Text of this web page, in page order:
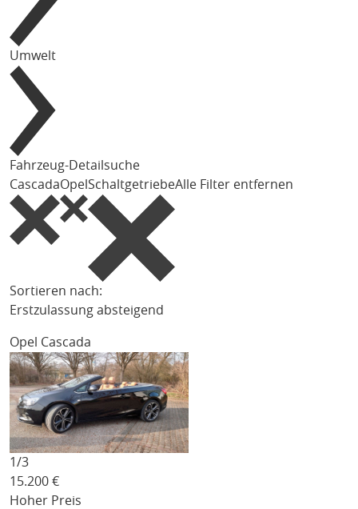
Umwelt
Fahrzeug-Detailsuche
CascadaOpelSchaltgetriebeAlle Filter entfernen
Sortieren nach:
Erstzulassung absteigend
Opel Cascada
1/3
15.200 €
Hoher Preis